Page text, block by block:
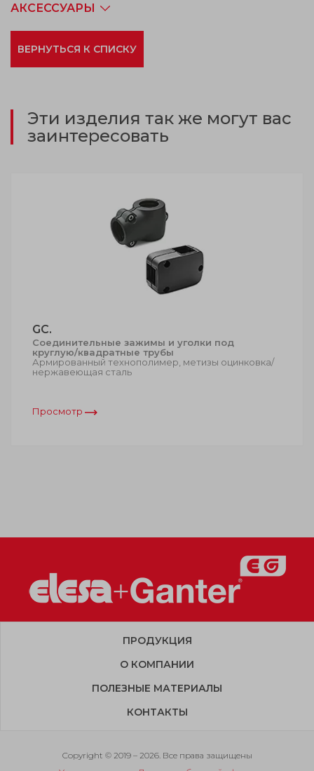
АКСЕССУАРЫ
ВЕРНУТЬСЯ К СПИСКУ
Эти изделия так же могут вас
заинтересовать
GC.
Соединительные зажимы и уголки под
круглую/квадратные трубы
Армированный технополимер, метизы оцинковка/
нержавеющая сталь
Просмотр
ПРОДУКЦИЯ
О КОМПАНИИ
ПОЛЕЗНЫЕ МАТЕРИАЛЫ
КОНТАКТЫ
Copyright © 2019 – 2026. Все права защищены